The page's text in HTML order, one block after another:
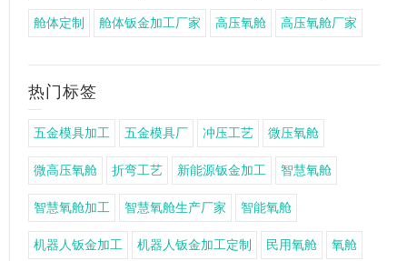
舱体定制 舱体钣金加工厂家 高压氧舱 高压氧舱厂家
热门标签
五金模具加工 五金模具厂 冲压工艺 微压氧舱
微高压氧舱 折弯工艺 新能源钣金加工 智慧氧舱
智慧氧舱加工 智慧氧舱生产厂家 智能氧舱
机器人钣金加工 机器人钣金加工定制 民用氧舱 氧舱